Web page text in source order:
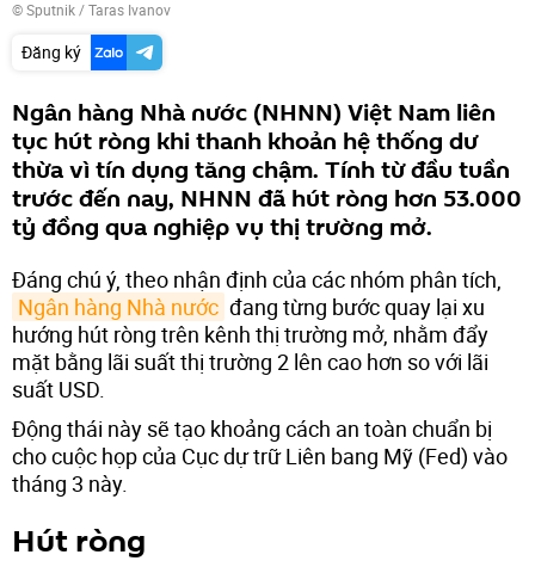
© Sputnik / Taras Ivanov
Đăng ký
Ngân hàng Nhà nước (NHNN) Việt Nam liên
tục hút ròng khi thanh khoản hệ thống dư
thừa vì tín dụng tăng chậm. Tính từ đầu tuần
trước đến nay, NHNN đã hút ròng hơn 53.000
tỷ đồng qua nghiệp vụ thị trường mở.
Đáng chú ý, theo nhận định của các nhóm phân tích,
Ngân hàng Nhà nước đang từng bước quay lại xu
hướng hút ròng trên kênh thị trường mở, nhằm đẩy
mặt bằng lãi suất thị trường 2 lên cao hơn so với lãi
suất USD.
Động thái này sẽ tạo khoảng cách an toàn chuẩn bị
cho cuộc họp của Cục dự trữ Liên bang Mỹ (Fed) vào
tháng 3 này.
Hút ròng